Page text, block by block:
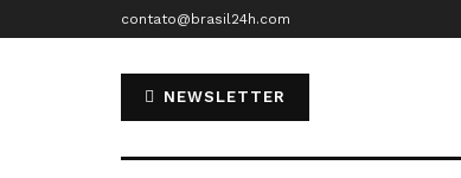
contato@brasil24h.com
NEWSLETTER